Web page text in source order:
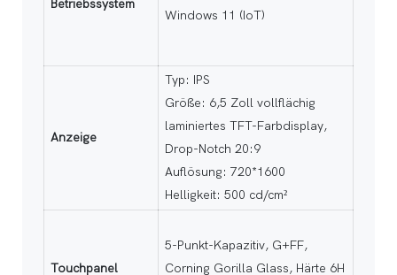
Betriebssystem
Windows 11 (IoT)
Anzeige
Typ: IPS
Größe: 6,5 Zoll vollflächig
laminiertes TFT-Farbdisplay,
Drop-Notch 20:9
Auflösung: 720*1600
Helligkeit: 500 cd/cm²
Touchpanel
5-Punkt-Kapazitiv, G+FF,
Corning Gorilla Glass, Härte 6H